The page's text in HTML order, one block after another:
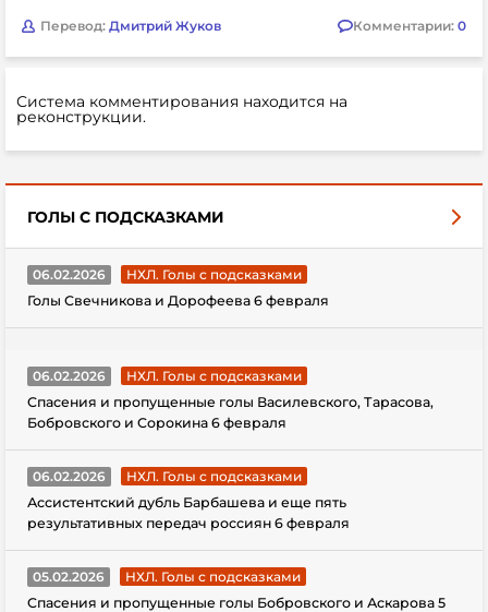
Перевод: Дмитрий Жуков Комментарии: 0
Система комментирования находится на
реконструкции.
ГОЛЫ С ПОДСКАЗКАМИ
06.02.2026
НХЛ. Голы с подсказками
Голы Свечникова и Дорофеева 6 февраля
06.02.2026
НХЛ. Голы с подсказками
Спасения и пропущенные голы Василевского, Тарасова,
Бобровского и Сорокина 6 февраля
06.02.2026
НХЛ. Голы с подсказками
Ассистентский дубль Барбашева и еще пять
результативных передач россиян 6 февраля
05.02.2026
НХЛ. Голы с подсказками
Спасения и пропущенные голы Бобровского и Аскарова 5